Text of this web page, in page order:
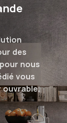
des
nous
vous
ouvrable.